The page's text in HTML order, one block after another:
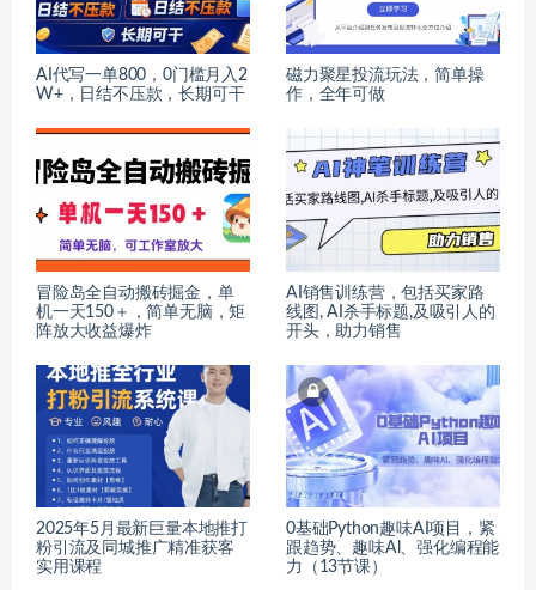
AI代写一单800，0门槛月入2
W+，日结不压款，长期可干
磁力聚星投流玩法，简单操
作，全年可做
冒险岛全自动搬砖掘金，单
机一天150＋，简单无脑，矩
阵放大收益爆炸
AI销售训练营，包括买家路
线图, AI杀手标题,及吸引人的
开头，助力销售
2025年5月最新巨量本地推打
粉引流及同城推广精准获客
实用课程
0基础Python趣味AI项目，紧
跟趋势、趣味Al、强化编程能
力（13节课）